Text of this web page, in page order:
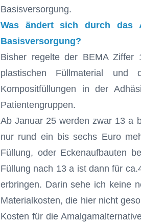
Basisversorgung.
Was ändert sich durch das
Basisversorgung?
Bisher regelte der BEMA
plastischen Füllmaterial
Kompositfüllungen in der
Patientengruppen.
Ab Januar 25 werden zwar 13 a
nur rund ein bis sechs Euro
Füllung, oder Eckenaufbauten
Füllung nach 13 a ist dann für
erbringen. Darin sehe ich keine
Materialkosten, die hier nicht
Kosten für die